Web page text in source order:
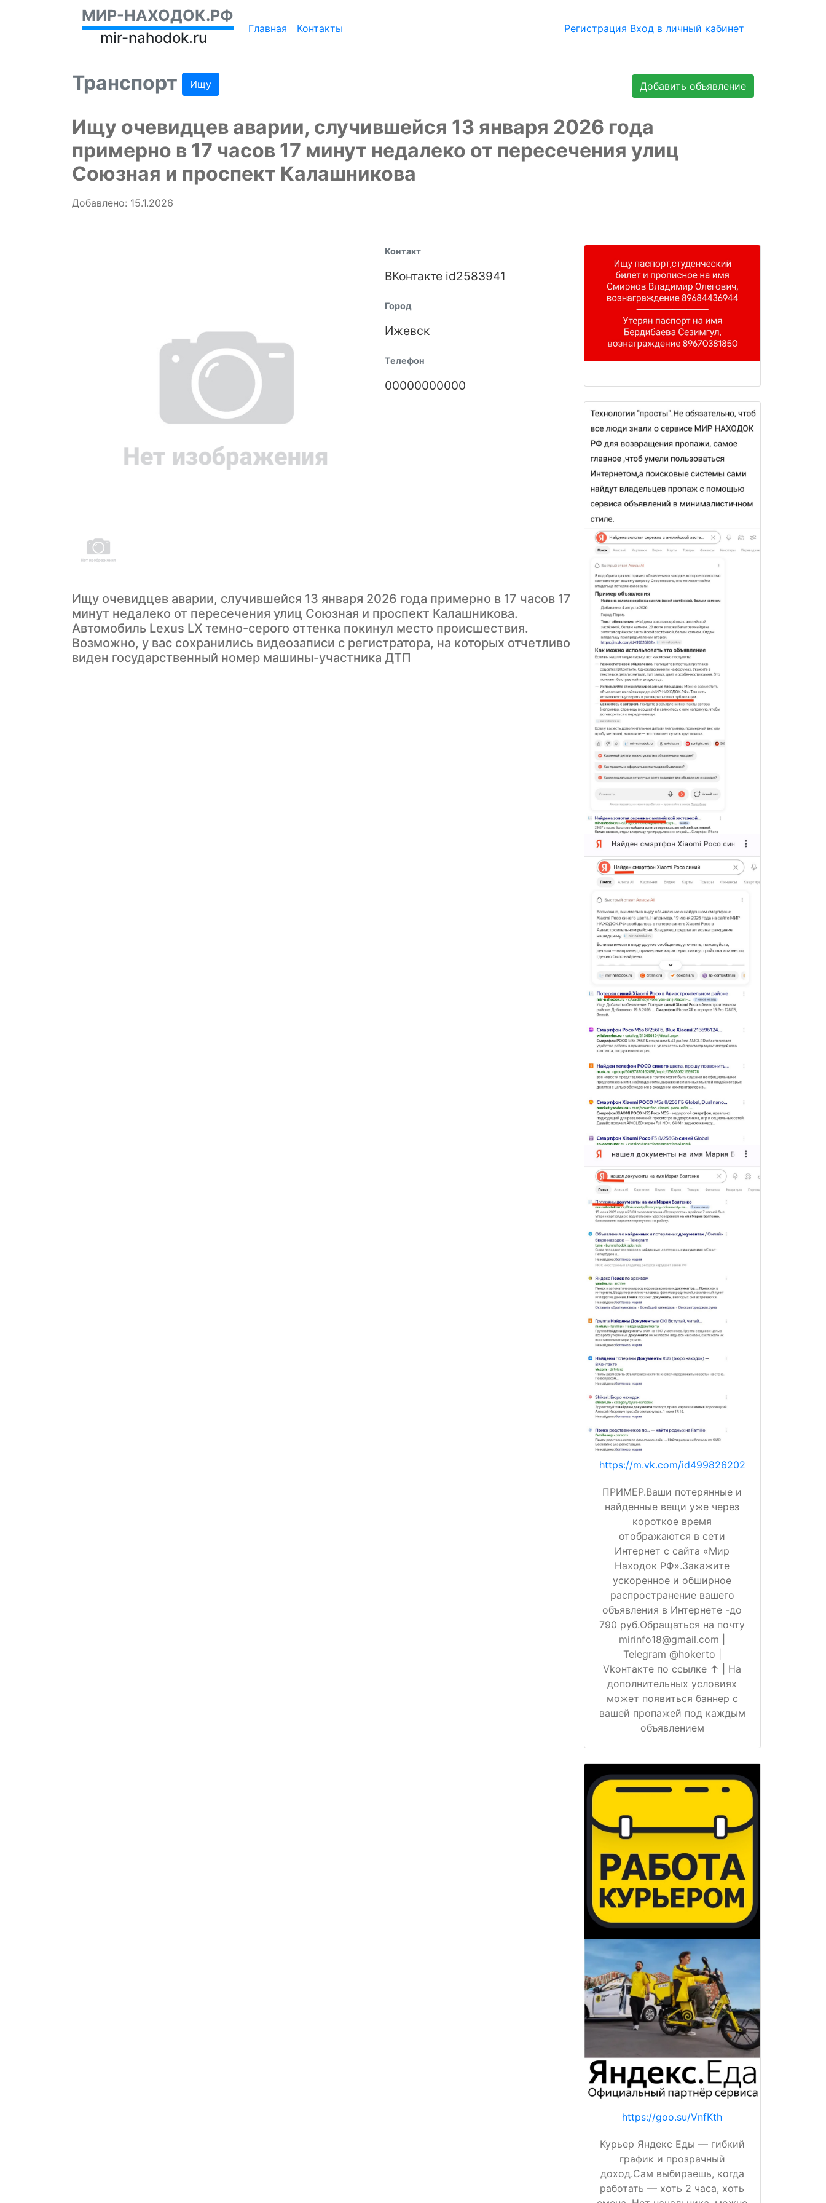
МИР-НАХОДОК.РФ
mir-nahodok.ru
Главная Контакты Регистрация Вход в личный кабинет
Транспорт Ищу Добавить объявление
Ищу очевидцев аварии, случившейся 13 января 2026 года
примерно в 17 часов 17 минут недалеко от пересечения улиц
Союзная и проспект Калашникова
Добавлено: 15.1.2026
Контакт
ВКонтакте id2583941
Город
Ижевск
Телефон
00000000000
Ищу очевидцев аварии, случившейся 13 января 2026 года примерно в 17 часов 17
минут недалеко от пересечения улиц Союзная и проспект Калашникова.
Автомобиль Lexus LX темно-серого оттенка покинул место происшествия.
Возможно, у вас сохранились видеозаписи с регистратора, на которых отчетливо
виден государственный номер машины-участника ДТП
https://m.vk.com/id499826202
ПРИМЕР.Ваши потерянные и
найденные вещи уже через
короткое время
отображаются в сети
Интернет с сайта «Мир
Находок РФ».Закажите
ускоренное и обширное
распространение вашего
объявления в Интернете -до
790 руб.Обращаться на почту
mirinfo18@gmail.com |
Telegram @hokerto |
Vkонтакте по ссылке ↑ | На
дополнительных условиях
может появиться баннер с
вашей пропажей под каждым
объявлением
https://goo.su/VnfKth
Курьер Яндекс Еды — гибкий
график и прозрачный
доход.Сам выбираешь, когда
работать — хоть 2 часа, хоть